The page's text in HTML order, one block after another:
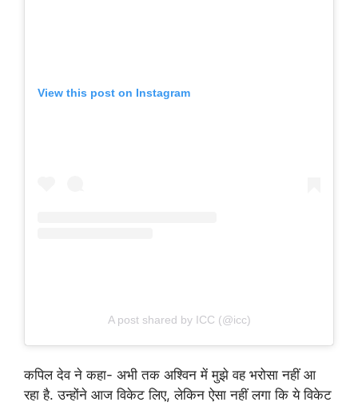
View this post on Instagram
A post shared by ICC (@icc)
कपिल देव ने कहा- अभी तक अश्विन में मुझे वह भरोसा नहीं आ
रहा है. उन्होंने आज विकेट लिए, लेकिन ऐसा नहीं लगा कि ये विकेट